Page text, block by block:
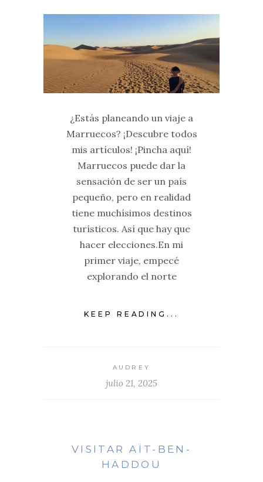
¿Estás planeando un viaje a
Marruecos? ¡Descubre todos
mis artículos! ¡Pincha aquí!
Marruecos puede dar la
sensación de ser un país
pequeño, pero en realidad
tiene muchísimos destinos
turísticos. Así que hay que
hacer elecciones.En mi
primer viaje, empecé
explorando el norte
KEEP READING...
AUDREY
julio 21, 2025
VISITAR AÏT-BEN-
HADDOU